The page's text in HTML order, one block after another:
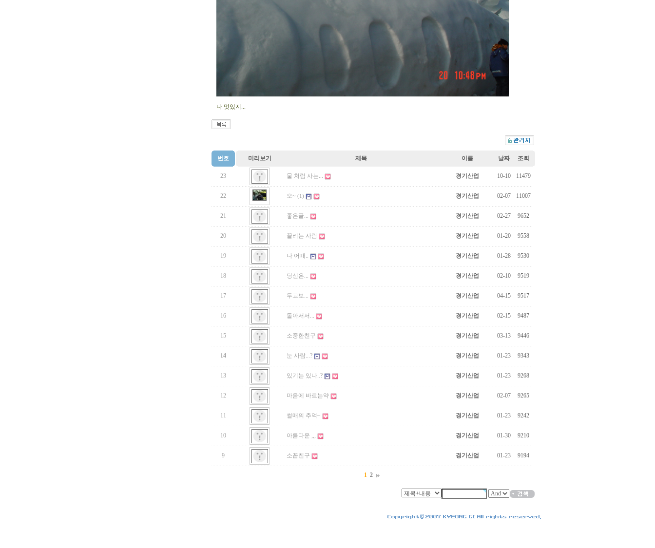
나 멋있지...
번호 미리보기 제목 이름 날짜 조회
23 물 처럼 사는... 경기산업 10-10 11479
22 오~ (1) 경기산업 02-07 11007
21 좋은글... 경기산업 02-27 9652
20 끌리는 사람 경기산업 01-20 9558
19 나 어때.. 경기산업 01-28 9530
18 당신은... 경기산업 02-10 9519
17 두고보... 경기산업 04-15 9517
16 돌아서서... 경기산업 02-15 9487
15 소중한친구 경기산업 03-13 9446
14 눈 사람...? 경기산업 01-23 9343
13 있기는 있나..? 경기산업 01-23 9268
12 마음에 바르는약 경기산업 02-07 9265
11 썰매의 추억~ 경기산업 01-23 9242
10 아름다운 ,,, 경기산업 01-30 9210
9 소꼽친구 경기산업 01-23 9194
1 2